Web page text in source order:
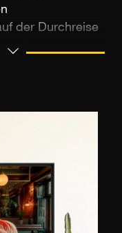
der Durchreise
Halle
auf eine ihm
besteht aus
aus
zur auf dem